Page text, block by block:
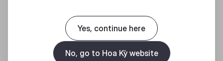
HAF 700
MẠNH MẼ VÀ TINH NHUỆ
Yes, continue here
No, go to Hoa Kỳ website